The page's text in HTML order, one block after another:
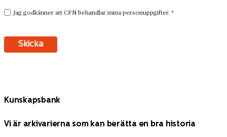
Kunskapsbank
Vi är arkivarierna som kan berätta en bra historia